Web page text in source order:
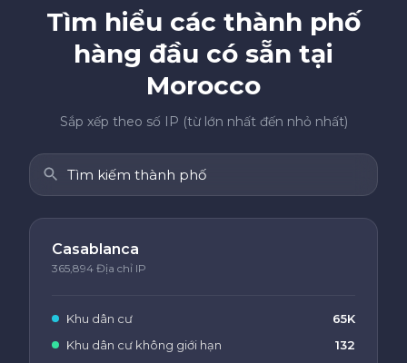
Tìm hiểu các thành phố
hàng đầu có sẵn tại
Morocco
Sắp xếp theo số IP (từ lớn nhất đến nhỏ nhất)
Casablanca
365,894 Địa chỉ IP
Khu dân cư
65K
Khu dân cư không giới hạn
132